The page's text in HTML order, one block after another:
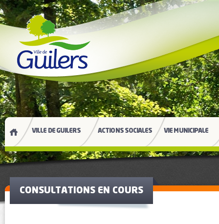
VILLE DE GUILERS ACTIONS SOCIALES VIE MUNICIPALE
CONSULTATIONS EN COURS